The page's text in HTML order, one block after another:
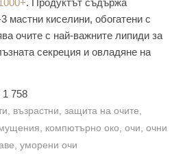
. Продуктът съдържа
мастни киселини, обогатени с
очите с най-важните липиди за
секреция и овладяне на
1 758
, възрастни, защита на очите,
, компютърно око, очи, очни
, уморени очи